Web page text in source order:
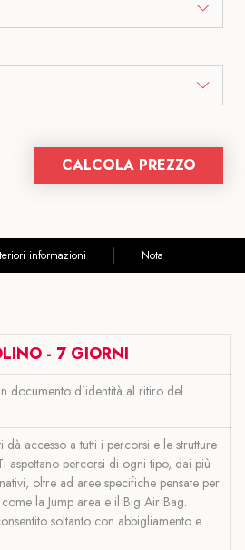
CALCOLA PREZZO
informazioni Nota
- 7 GIORNI
documento d’identità al ritiro del
dà accesso a tutti i percorsi e le strutture
aspettano percorsi di ogni tipo, dai più
oltre ad aree specifiche pensate per
la Jump area e il Big Air Bag.
soltanto con abbigliamento e